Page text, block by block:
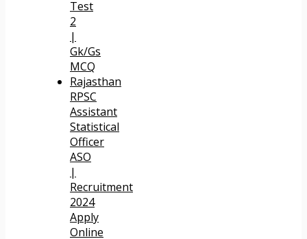
Test
2
|
Gk/Gs
MCQ
Rajasthan
RPSC
Assistant
Statistical
Officer
ASO
|
Recruitment
2024
Apply
Online